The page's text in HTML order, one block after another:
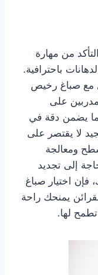
من مهارة
باحترافية.
مع صباغ رخيص
على
يضمن دقة في
لا يقتصر على
ومعالجة
إلى تجديد
اختيار صباغ
يمنحك راحة
تطمح لها.